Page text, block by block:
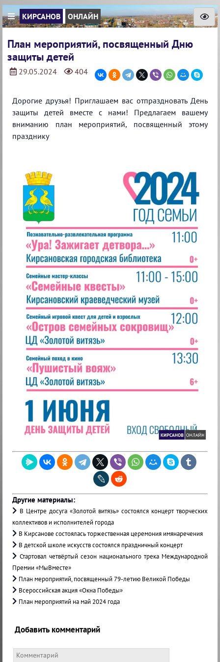
КИРСАНОВ ОНЛАЙН
План мероприятий, посвященный Дню
защиты детей
29.05.2024 404
Дорогие друзья! Приглашаем вас отпраздновать День
защиты детей вместе с нами! Предлагаем вашему
вниманию план мероприятий, посвященный этому
празднику
Другие материалы:
В Центре досуга «Золотой витязь» состоялся концерт творческих
коллективов и исполнителей города
В Кирсанове состоялась торжественная церемония имянаречения
В детской школе искусств состоялся праздничный концерт
Стартовал четвёртый сезон национального трека Международной
Премии «МыВместе»
План мероприятий, посвященный 79-летию Великой Победы
Всероссийская акция «Окна Победы»
План мероприятий на май 2024 года
Добавить комментарий